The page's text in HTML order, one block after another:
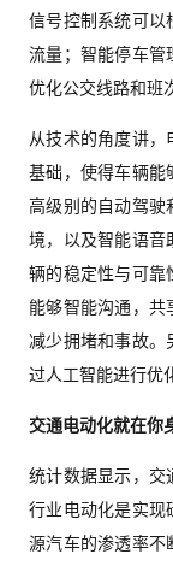
信号控制系统可以
流量；智能停车管
优化公交线路和班
从技术的角度讲
基础，使得车辆能
高级别的自动驾驶
境，以及智能语音
辆的稳定性与可靠
能够智能沟通，共
减少拥堵和事故。
过人工智能进行优
交通电动化就在你
统计数据显示，交
行业电动化是实现
源汽车的渗透率不